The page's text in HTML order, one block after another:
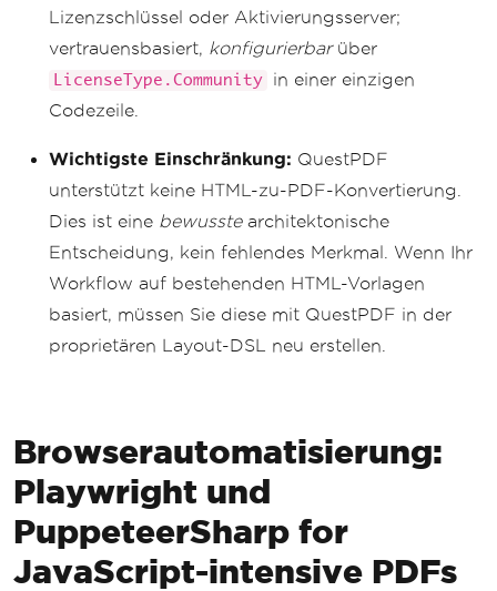
Lizenzschlüssel oder Aktivierungsserver;
vertrauensbasiert, konfigurierbarüber
LicenseType.Community
in einer einzigen
Codezeile.
Wichtigste Einschränkung: QuestPDF
unterstützt keine HTML-zu-PDF-Konvertierung.
Dies ist eine bewusstearchitektonische
Entscheidung, kein fehlendes Merkmal. Wenn Ihr
Workflow auf bestehenden HTML-Vorlagen
basiert, müssen Sie diese mit QuestPDF in der
proprietären Layout-DSL neu erstellen.
Browserautomatisierung:
Playwright und
PuppeteerSharp for
JavaScript-intensive PDFs